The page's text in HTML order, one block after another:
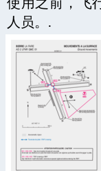
人员。.